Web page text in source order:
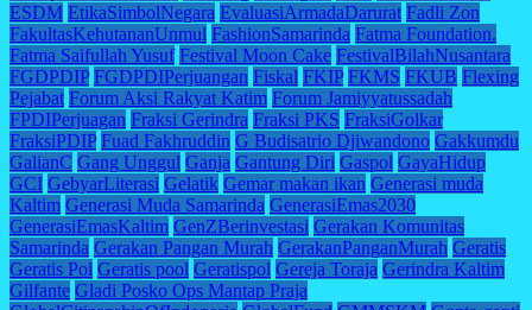
ESDM EtikaSimbolNegara EvaluasiArmadaDarurat Fadli Zon
FakultasKehutananUnmul FashionSamarinda Fatma Foundation.
Fatma Saifullah Yusuf Festival Moon Cake FestivalBilahNusantara
FGDPDIP FGDPDIPerjuangan Fiskal FKIP FKMS FKUB Flexing
Pejabat Forum Aksi Rakyat Katim Forum Jamiyyatussadah
FPDIPerjuagan Fraksi Gerindra Fraksi PKS FraksiGolkar
FraksiPDIP Fuad Fakhruddin G Budisatrio Djiwandono Gakkumdu
GalianC Gang Unggul Ganja Gantung Diri Gaspol GayaHidup
GCI GebyarLiterasi Gelatik Gemar makan ikan Generasi muda
Kaltim Generasi Muda Samarinda GenerasiEmas2030
GenerasiEmasKaltim GenZBerinvestasi Gerakan Komunitas
Samarinda Gerakan Pangan Murah GerakanPanganMurah Geratis
Geratis Pol Geratis pool Geratispol Gereja Toraja Gerindra Kaltim
Gilfante Gladi Posko Ops Mantap Praja